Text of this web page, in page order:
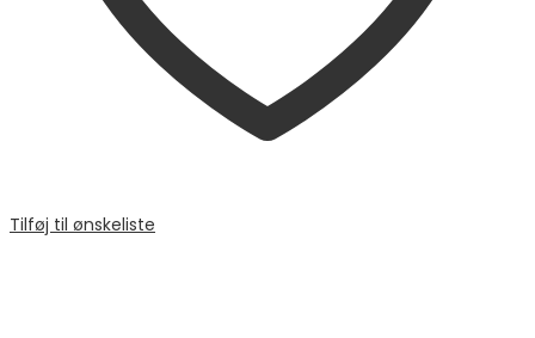
Tilføj til ønskeliste